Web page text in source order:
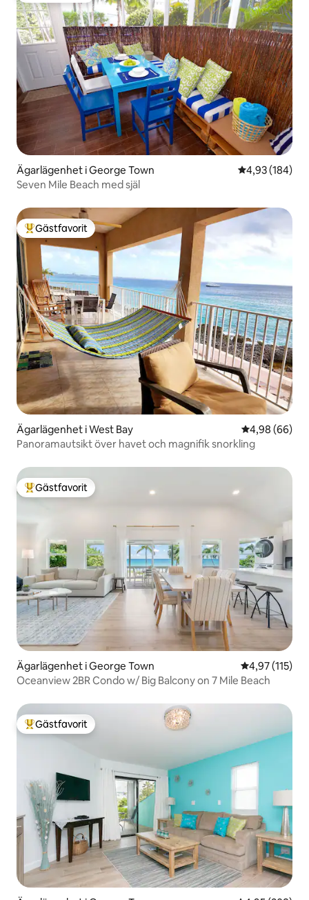
Ägarlägenhet i George Town 4,93 av 5 i
4,93 (184)
Seven Mile Beach med själ
Populär gästfavorit
Gästfavorit
Ägarlägenhet i West Bay 4,98 av 5 i
4,98 (66)
Panoramautsikt över havet och magnifik snorkling
Populär gästfavorit
Gästfavorit
Ägarlägenhet i George Town 4,97 av 5 i
4,97 (115)
Oceanview 2BR Condo w/ Big Balcony on 7 Mile Beach
Populär gästfavorit
Gästfavorit